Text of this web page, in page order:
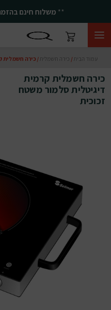
** משלוח חינם
עמוד הבית / כירה חשמלית / כירה חשמלית
כירה חשמלית קרמית
דיגיטלית סלמור משטח
זכוכית